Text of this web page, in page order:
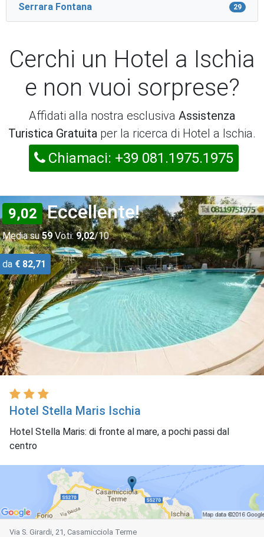
Serrara Fontana 29
Cerchi un Hotel a Ischia
e non vuoi sorprese?
Affidati alla nostra esclusiva Assistenza
Turistica Gratuita per la ricerca di Hotel a Ischia.
Chiamaci: +39 081.1975.1975
9,02 Eccellente!
Media su59Voti: 9,02/10
da € 82,71
Hotel Stella Maris Ischia
Hotel Stella Maris: di fronte al mare, a pochi passi dal
centro
Via S. Girardi, 21, Casamicciola Terme